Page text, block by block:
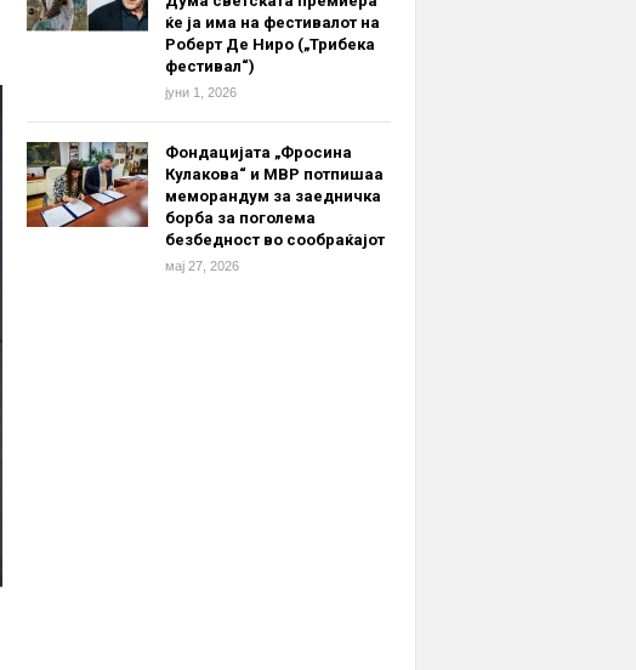
ќе ја има на фестивалот на
Роберт Де Ниро („Трибека
фестивал“)
јуни 1, 2026
Фондацијата „Фросина
Кулакова“ и МВР потпишаа
меморандум за заедничка
борба за поголема
безбедност во сообраќајот
мај 27, 2026